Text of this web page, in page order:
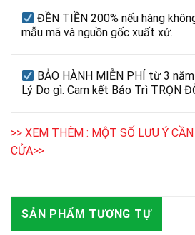
ĐỀN TIỀN 200% nếu hàng
mẫu mã và nguồn gốc xuất xứ.
BẢO HÀNH MIỄN PHÍ từ 3
Lý Do gì. Cam kết Bảo Trì TRỌN
>> XEM THÊM : MỘT SỐ LƯU Ý
CỬA>>
SẢN PHẨM TƯƠNG TỰ